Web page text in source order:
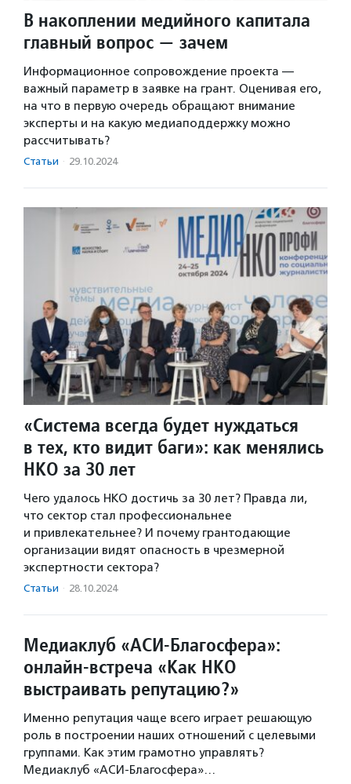
В накоплении медийного капитала
главный вопрос — зачем
Информационное сопровождение проекта —
важный параметр в заявке на грант. Оценивая его,
на что в первую очередь обращают внимание
эксперты и на какую медиаподдержку можно
рассчитывать?
Статьи · 29.10.2024
«Система всегда будет нуждаться
в тех, кто видит баги»: как менялись
НКО за 30 лет
Чего удалось НКО достичь за 30 лет? Правда ли,
что сектор стал профессиональнее
и привлекательнее? И почему грантодающие
организации видят опасность в чрезмерной
экспертности сектора?
Статьи · 28.10.2024
Медиаклуб «АСИ-Благосфера»:
онлайн-встреча «Как НКО
выстраивать репутацию?»
Именно репутация чаще всего играет решающую
роль в построении наших отношений с целевыми
группами. Как этим грамотно управлять?
Медиаклуб «АСИ-Благосфера»…